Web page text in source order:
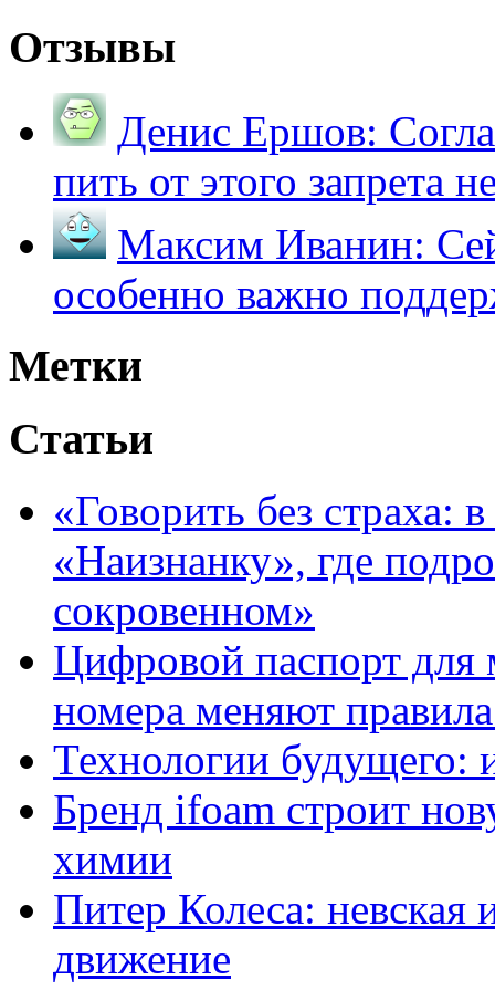
Отзывы
Денис Ершов:
пить от этого запрета
Максим Иванин:
особенно важно
Метки
Статьи
«Говорить без страха:
«Наизнанку», где
сокровенном»
Цифровой паспорт для
номера меняют
Технологии будущего:
Бренд ifoam строит
химии
Питер Колеса: невская
движение